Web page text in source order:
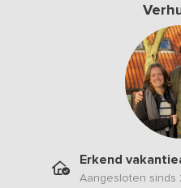
Erkend
Aangesloten sinds